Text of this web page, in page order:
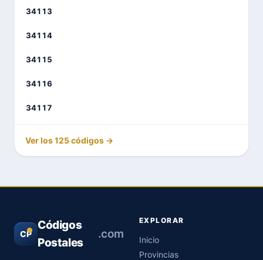
34113
34114
34115
34116
34117
Ver los 125 códigos →
CP
Códigos
Postales
.com
EXPLORAR
Inicio
Provincias